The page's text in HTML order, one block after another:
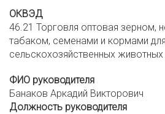
ОКВЭД
46.21 Торговля оптовая зерном,
табаком, семенами и кормами для
сельскохозяйственных животных
ФИО руководителя
Банаков Аркадий Викторович
Должность руководителя